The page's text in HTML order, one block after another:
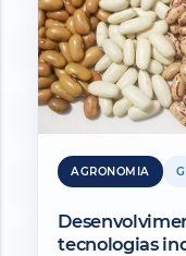
AGRONOMIA
tecnologias